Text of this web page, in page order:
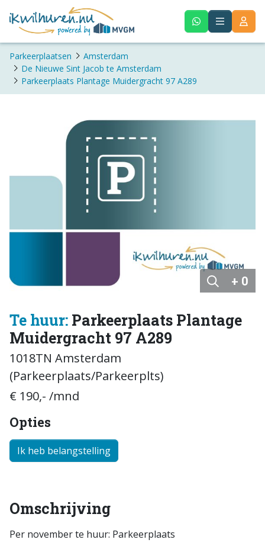
Parkeerplaatsen
Amsterdam
De Nieuwe Sint Jacob te Amsterdam
Parkeerplaats Plantage Muidergracht 97 A289
+ 0
Te huur: Parkeerplaats Plantage
Muidergracht 97 A289
1018TN Amsterdam
(Parkeerplaats/Parkeerplts)
€ 190,- /mnd
Opties
Ik heb belangstelling
Omschrijving
Per november te huur: Parkeerplaats